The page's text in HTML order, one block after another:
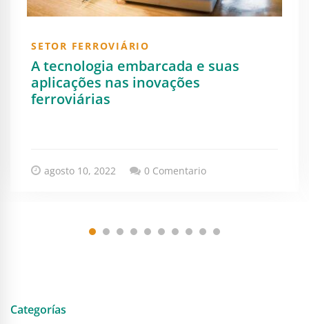
Categorías
SETOR FERROVIÁRIO
A tecnologia embarcada e suas
aplicações nas inovações
ferroviárias
agosto 10, 2022 0 Comentario